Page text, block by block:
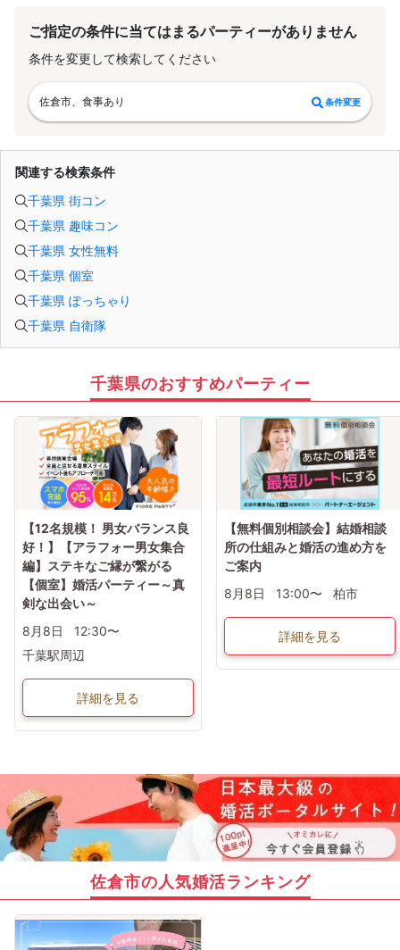
ご指定の条件に当てはまるパーティーがありません
条件を変更して検索してください
佐倉市、食事あり 条件変更
関連する検索条件
千葉県 街コン
千葉県 趣味コン
千葉県 女性無料
千葉県 個室
千葉県 ぽっちゃり
千葉県 自衛隊
千葉県のおすすめパーティー
【12名規模！ 男女バランス良
好！】【アラフォー男女集合
編】ステキなご縁が繋がる
【個室】婚活パーティー～真
剣な出会い～
8月8日
12:30〜
千葉駅周辺
詳細を見る
【無料個別相談会】結婚相談
所の仕組みと婚活の進め方を
ご案内
8月8日
13:00〜 柏市
詳細を見る
佐倉市の人気婚活ランキング